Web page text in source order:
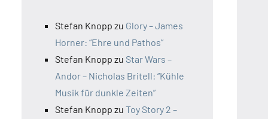
Stefan Knopp zu Glory – James
Horner: “Ehre und Pathos”
Stefan Knopp zu Star Wars –
Andor – Nicholas Britell: “Kühle
Musik für dunkle Zeiten”
Stefan Knopp zu Toy Story 2 –